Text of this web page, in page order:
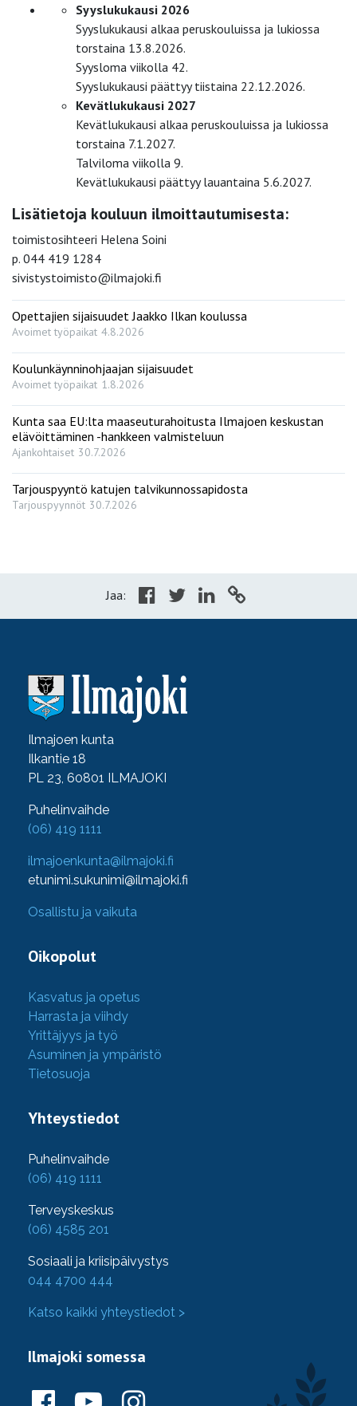
Syyslukukausi 2026
Syyslukukausi alkaa peruskouluissa ja lukiossa
torstaina 13.8.2026.
Syysloma viikolla 42.
Syyslukukausi päättyy tiistaina 22.12.2026.
Kevätlukukausi 2027
Kevätlukukausi alkaa peruskouluissa ja lukiossa
torstaina 7.1.2027.
Talviloma viikolla 9.
Kevätlukukausi päättyy lauantaina 5.6.2027.
Lisätietoja kouluun ilmoittautumisesta:
toimistosihteeri Helena Soini
p. 044 419 1284
sivistystoimisto@ilmajoki.fi
Opettajien sijaisuudet Jaakko Ilkan koulussa
Avoimet työpaikat 4.8.2026
Koulunkäynninohjaajan sijaisuudet
Avoimet työpaikat 1.8.2026
Kunta saa EU:lta maaseuturahoitusta Ilmajoen keskustan
elävöittäminen -hankkeen valmisteluun
Ajankohtaiset 30.7.2026
Tarjouspyyntö katujen talvikunnossapidosta
Tarjouspyynnöt 30.7.2026
Jaa:
Ilmajoen kunta
Ilkantie 18
PL 23, 60801 ILMAJOKI
Puhelinvaihde
(06) 419 1111
ilmajoenkunta@ilmajoki.fi
etunimi.sukunimi@ilmajoki.fi
Osallistu ja vaikuta
Oikopolut
Kasvatus ja opetus
Harrasta ja viihdy
Yrittäjyys ja työ
Asuminen ja ympäristö
Tietosuoja
Yhteystiedot
Puhelinvaihde
(06) 419 1111
Terveyskeskus
(06) 4585 201
Sosiaali ja kriisipäivystys
044 4700 444
Katso kaikki yhteystiedot >
Ilmajoki somessa